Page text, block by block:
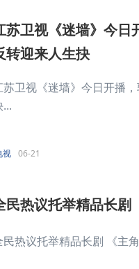
苏卫视《迷墙》今日
转迎来人生抉
苏卫视《迷墙》今日开播
...
视 06-21
民热议托举精品长剧
民热议托举精品长剧 《主